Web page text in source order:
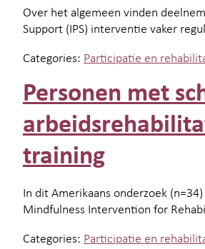
Over het algemeen vinden
Support (IPS) interventie vaker
Categories: Participatie en
Personen met
training
In dit Amerikaans onderzoek
Mindfulness Intervention for
Categories: Participatie en